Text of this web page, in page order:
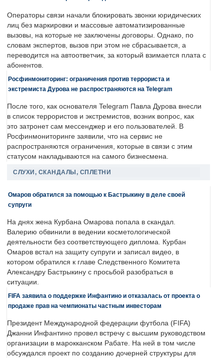
Операторы связи начали блокировать звонки юридических
лиц без маркировки и массовые автоматизированные
вызовы, на которые не заключены договоры. Однако, по
словам экспертов, вызов при этом не сбрасывается, а
переводится на автоответчик, за который взимается плата с
абонентов.
Росфинмониторинг: ограничения против террориста и
экстремиста Дурова не распространяются на Telegram
После того, как основателя Telegram Павла Дурова внесли
в список террористов и экстремистов, возник вопрос, как
это затронет сам мессенджер и его пользователей. В
Росфинмониторинге заявили, что на сервис не
распространяются ограничения, которые в связи с этим
статусом накладываются на самого бизнесмена.
СЛУХИ, СКАНДАЛЫ, СПЛЕТНИ
Омаров обратился за помощью к Бастрыкину в деле своей
супруги
На днях жена Курбана Омарова попала в скандал.
Валерию обвинили в ведении косметологической
деятельности без соответствующего диплома. Курбан
Омаров встал на защиту супруги и записал видео, в
котором обратился к главе Следственного Комитета
Александру Бастрыкину с просьбой разобраться в
ситуации.
FIFA заявила о поддержке Инфантино и отказалась от проекта о
продаже прав на чемпионаты частным инвесторам
Президент Международной федерации футбола (FIFA)
Джанни Инфантино провел встречу с высшим руководством
организации в марокканском Рабате. На ней в том числе
обсуждался проект по созданию дочерней структуры для